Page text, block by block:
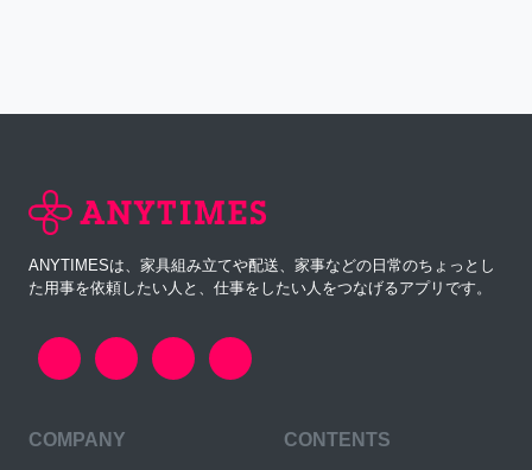
ANYTIMESは、家具組み立てや配送、家事などの日常のちょっとし
た用事を依頼したい人と、仕事をしたい人をつなげるアプリです。
COMPANY CONTENTS